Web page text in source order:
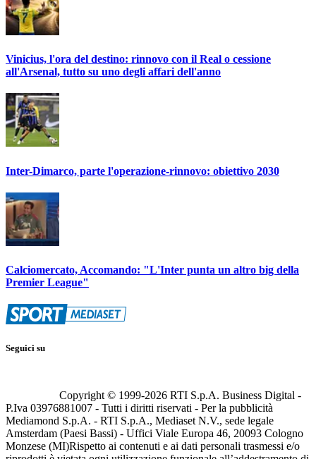
Vinicius, l'ora del destino: rinnovo con il Real o cessione
all'Arsenal, tutto su uno degli affari dell'anno
Inter-Dimarco, parte l'operazione-rinnovo: obiettivo 2030
Calciomercato, Accomando: "L'Inter punta un altro big della
Premier League"
Seguici su
Copyright © 1999-2026 RTI S.p.A. Business Digital -
P.Iva 03976881007 - Tutti i diritti riservati - Per la pubblicità
Mediamond S.p.A. - RTI S.p.A., Mediaset N.V., sede legale
Amsterdam (Paesi Bassi) - Uffici Viale Europa 46, 20093 Cologno
Monzese (MI)Rispetto ai contenuti e ai dati personali trasmessi e/o